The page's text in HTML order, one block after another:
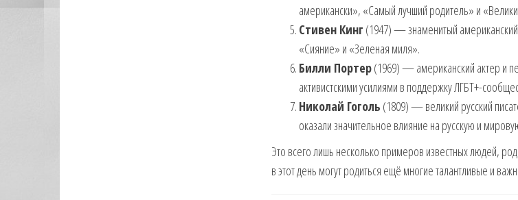
американски», «Самый лучший родитель» и
Стивен Кинг (1947) — знаменитый
«Сияние» и «Зеленая миля».
Билли Портер(1969) — американский актер и
активистскими усилиями в поддержку ЛГБТ+-
Николай Гоголь (1809) — великий русский
оказали значительное влияние на русскую и
Это всего лишь несколько примеров известных людей,
в этот день могут родиться ещё многие талантливые и